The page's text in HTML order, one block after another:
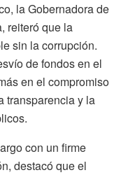
la Gobernadora de
reiteró que la
sin la corrupción.
de fondos en el
en el compromiso
transparencia y la
con un firme
destacó que el